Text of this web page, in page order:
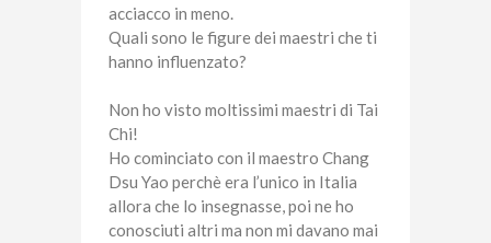
acciacco in meno.
Quali sono le figure dei maestri che ti
hanno influenzato?
Non ho visto moltissimi maestri di Tai
Chi!
Ho cominciato con il maestro Chang
Dsu Yao perchè era l’unico in Italia
allora che lo insegnasse, poi ne ho
conosciuti altri ma non mi davano mai